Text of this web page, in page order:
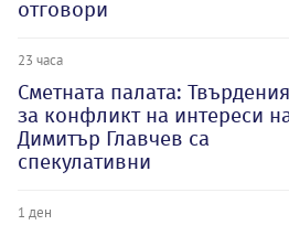
отговори
23 часа
Сметната палата:
за конфликт на интереси
Димитър Главчев са
спекулативни
1 ден